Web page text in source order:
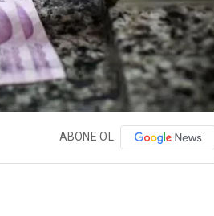
ABONE OL